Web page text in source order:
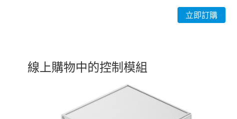
立即訂購
線上購物中的控制模組